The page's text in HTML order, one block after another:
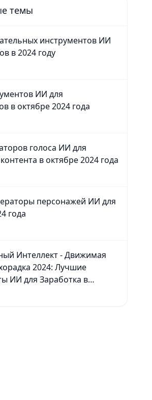
темы
инструментов ИИ
в 2024 году
ИИ для
в октябре 2024 года
голоса ИИ для
в октябре 2024 года
персонажей ИИ для
года
Интеллект - Движимая
2024: Лучшие
ИИ для Заработка в